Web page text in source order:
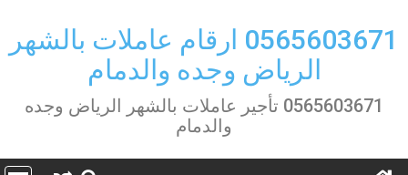
content
0565603671 ارقام عاملات بالشهر
الرياض وجده والدمام
0565603671 تأجير عاملات بالشهر الرياض وجده
والدمام